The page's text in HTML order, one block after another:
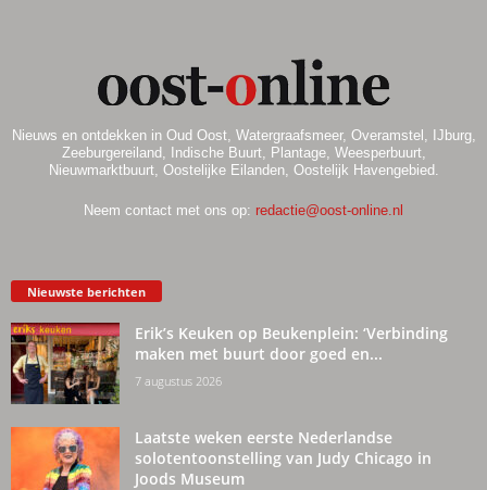
Nieuws en ontdekken in Oud Oost, Watergraafsmeer, Overamstel, IJburg,
Zeeburgereiland, Indische Buurt, Plantage, Weesperbuurt,
Nieuwmarktbuurt, Oostelijke Eilanden, Oostelijk Havengebied.
Neem contact met ons op: redactie@oost-online.nl
Nieuwste berichten
Erik’s Keuken op Beukenplein: ‘Verbinding
maken met buurt door goed en...
7 augustus 2026
Laatste weken eerste Nederlandse
solotentoonstelling van Judy Chicago in
Joods Museum